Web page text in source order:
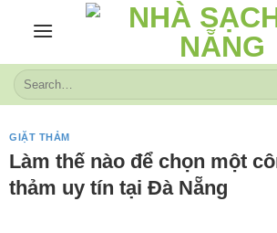
GIẶT THẢM
Làm thế nào để chọn một
thảm uy tín tại Đà Nẵng